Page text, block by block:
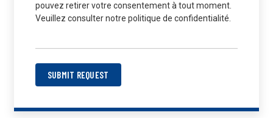
pouvez retirer votre consentement à tout moment.
Veuillez consulter notre politique de confidentialité.
SUBMIT REQUEST